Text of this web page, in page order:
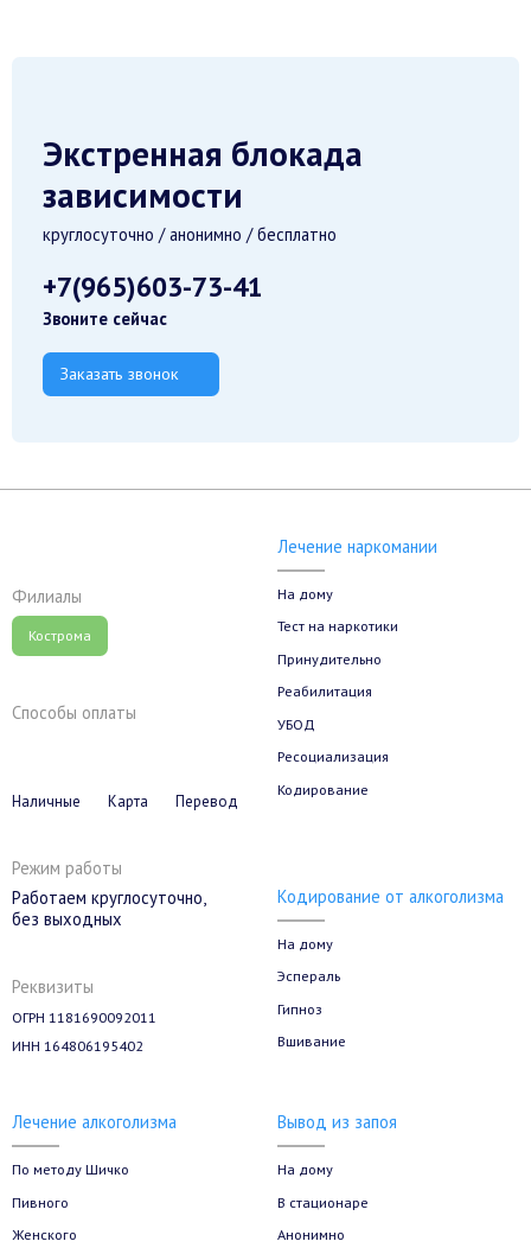
Экстренная блокада
зависимости
круглосуточно / анонимно / бесплатно
+7(965)603-73-41
Звоните сейчас
Заказать звонок
Филиалы
Кострома
Способы оплаты
Наличные Карта Перевод
Режим работы
Работаем круглосуточно,
без выходных
Реквизиты
ОГРН 1181690092011
ИНН 164806195402
Лечение наркомании
На дому
Тест на наркотики
Принудительно
Реабилитация
УБОД
Ресоциализация
Кодирование
Кодирование от алкоголизма
На дому
Эспераль
Гипноз
Вшивание
Лечение алкоголизма
По методу Шичко
Пивного
Женского
Вывод из запоя
На дому
В стационаре
Анонимно